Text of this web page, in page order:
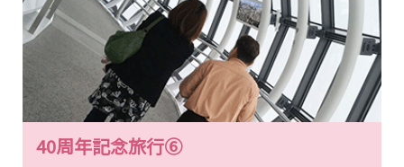
40周年記念旅行⑥